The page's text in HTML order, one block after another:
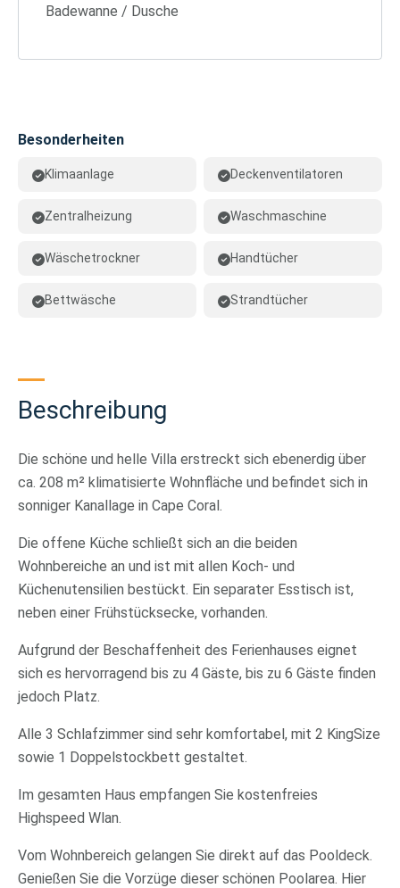
Badewanne / Dusche
Besonderheiten
Klimaanlage Deckenventilatoren
Zentralheizung Waschmaschine
Wäschetrockner Handtücher
Bettwäsche Strandtücher
Beschreibung
Die schöne und helle Villa erstreckt sich ebenerdig über
ca. 208 m² klimatisierte Wohnfläche und befindet sich in
sonniger Kanallage in Cape Coral.
Die offene Küche schließt sich an die beiden
Wohnbereiche an und ist mit allen Koch- und
Küchenutensilien bestückt. Ein separater Esstisch ist,
neben einer Frühstücksecke, vorhanden.
Aufgrund der Beschaffenheit des Ferienhauses eignet
sich es hervorragend bis zu 4 Gäste, bis zu 6 Gäste finden
jedoch Platz.
Alle 3 Schlafzimmer sind sehr komfortabel, mit 2 KingSize
sowie 1 Doppelstockbett gestaltet.
Im gesamten Haus empfangen Sie kostenfreies
Highspeed Wlan.
Vom Wohnbereich gelangen Sie direkt auf das Pooldeck.
Genießen Sie die Vorzüge dieser schönen Poolarea. Hier